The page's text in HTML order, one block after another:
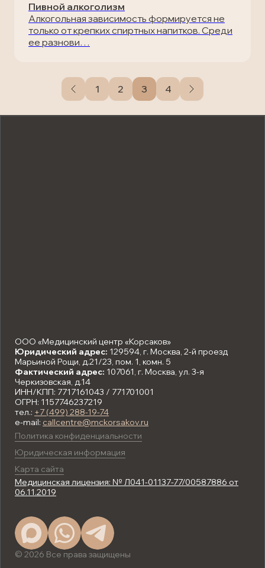
Пивной алкоголизм
Алкогольная зависимость формируется не
только от крепких спиртных напитков. Среди
ее разнови…
1 2 3 4
ООО «Медицинский центр «Корсаков»
Юридический адрес: 129594, г. Москва, 2-й проезд
Марьиной Рощи, д.21/23, пом. 1, комн. 5
Фактический адрес: 107061, г. Москва, ул. 3-я
Черкизовская, д.14
ИНН/КПП: 7717161043 / 771701001
ОГРН: 1157746237219
тел.: +7 (499) 288-19-74
e-mail: callcentre@mckorsakov.ru
Политика конфиденциальности
Юридическая информация
Карта сайта
Медицинская лицензия: № Л041-01137-77/00587886 от
06.11.2019
© 2026 Все права защищены